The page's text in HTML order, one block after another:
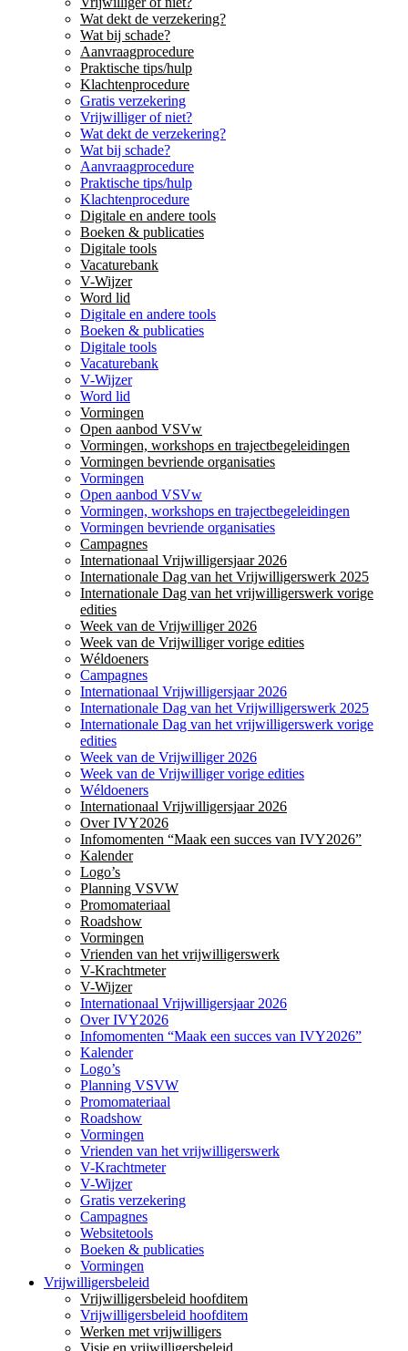
Wat dekt de verzekering?
Wat bij schade?
Aanvraagprocedure
Praktische tips/hulp
Klachtenprocedure
Gratis verzekering
Vrijwilliger of niet?
Wat dekt de verzekering?
Wat bij schade?
Aanvraagprocedure
Praktische tips/hulp
Klachtenprocedure
Digitale en andere tools
Boeken & publicaties
Digitale tools
Vacaturebank
V-Wijzer
Word lid
Digitale en andere tools
Boeken & publicaties
Digitale tools
Vacaturebank
V-Wijzer
Word lid
Vormingen
Open aanbod VSVw
Vormingen, workshops en trajectbegeleidingen
Vormingen bevriende organisaties
Vormingen
Open aanbod VSVw
Vormingen, workshops en trajectbegeleidingen
Vormingen bevriende organisaties
Campagnes
Internationaal Vrijwilligersjaar 2026
Internationale Dag van het Vrijwilligerswerk 2025
Internationale Dag van het vrijwilligerswerk vorige
edities
Week van de Vrijwilliger 2026
Week van de Vrijwilliger vorige edities
Wéldoeners
Campagnes
Internationaal Vrijwilligersjaar 2026
Internationale Dag van het Vrijwilligerswerk 2025
Internationale Dag van het vrijwilligerswerk vorige
edities
Week van de Vrijwilliger 2026
Week van de Vrijwilliger vorige edities
Wéldoeners
Internationaal Vrijwilligersjaar 2026
Over IVY2026
Infomomenten “Maak een succes van IVY2026”
Kalender
Logo’s
Planning VSVW
Promomateriaal
Roadshow
Vormingen
Vrienden van het vrijwilligerswerk
V-Krachtmeter
V-Wijzer
Internationaal Vrijwilligersjaar 2026
Over IVY2026
Infomomenten “Maak een succes van IVY2026”
Kalender
Logo’s
Planning VSVW
Promomateriaal
Roadshow
Vormingen
Vrienden van het vrijwilligerswerk
V-Krachtmeter
V-Wijzer
Gratis verzekering
Campagnes
Websitetools
Boeken & publicaties
Vormingen
Vrijwilligersbeleid
Vrijwilligersbeleid hoofditem
Vrijwilligersbeleid hoofditem
Werken met vrijwilligers
Visie en vrijwilligersbeleid